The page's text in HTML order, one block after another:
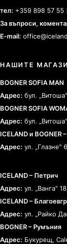
тел: +359 898 57 55
За въпроси,
E-mail:
НАШИТЕ
BOGNER SOFIA MAN
Адрес: бул.
BOGNER SOFIA
Адрес: бул.
ICELAND и BOGNER
Адрес: ул. „Глазне"
ICELAND – Петрич
Адрес: ул. „Ванга"
ICELAND –
Адрес: ул. „Райко
BOGNER – Румъния
Адрес: Букурещ,